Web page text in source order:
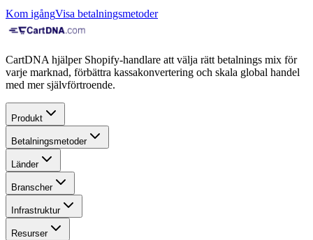
Kom igångVisa betalningsmetoder
CartDNA hjälper Shopify-handlare att välja rätt betalnings mix för
varje marknad, förbättra kassakonvertering och skala global handel
med mer självförtroende.
Produkt
Betalningsmetoder
Länder
Branscher
Infrastruktur
Resurser